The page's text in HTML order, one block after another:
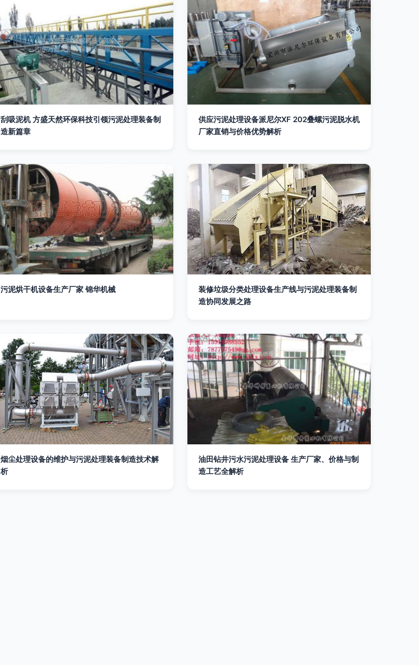
刮吸泥机 方盛天然环保科技引领污泥处理装备制
造新篇章
供应污泥处理设备派尼尔XF 202叠螺污泥脱水机
厂家直销与价格优势解析
污泥烘干机设备生产厂家 锦华机械
装修垃圾分类处理设备生产线与污泥处理装备制
造协同发展之路
烟尘处理设备的维护与污泥处理装备制造技术解
析
油田钻井污水污泥处理设备 生产厂家、价格与制
造工艺全解析